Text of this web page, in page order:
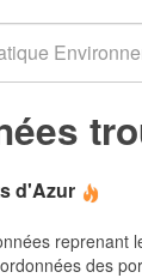
d'Azur
reprenant
des